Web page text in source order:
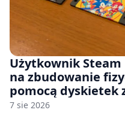
Użytkownik Steam
na zbudowanie
pomocą dyskietek
7 sie 2026